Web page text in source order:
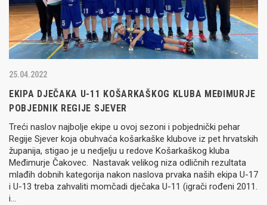
25.04.2022
EKIPA DJEČAKA U-11 KOŠARKAŠKOG KLUBA MEĐIMURJE
POBJEDNIK REGIJE SJEVER
Treći naslov najbolje ekipe u ovoj sezoni i pobjednički pehar
Regije Sjever koja obuhvaća košarkaške klubove iz pet hrvatskih
županija, stigao je u nedjelju u redove Košarkaškog kluba
Međimurje Čakovec. Nastavak velikog niza odličnih rezultata
mlađih dobnih kategorija nakon naslova prvaka naših ekipa U-17
i U-13 treba zahvaliti momčadi dječaka U-11 (igrači rođeni 2011.
i…